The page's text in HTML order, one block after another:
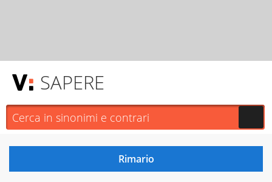
SAPERE